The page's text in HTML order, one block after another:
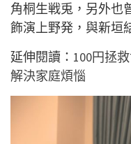
角桐生戦兎，另外也
飾演上野発，與新垣
延伸閱讀： 100円拯
解決家庭煩惱